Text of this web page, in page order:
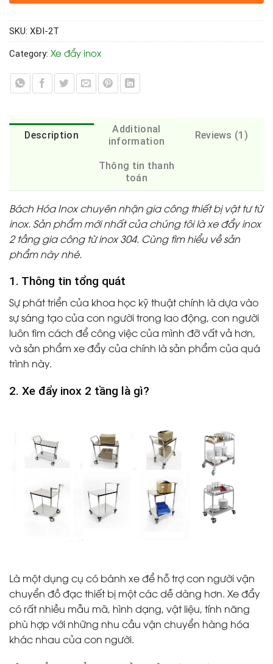
SKU: XĐI-2T
Category: Xe đẩy inox
Description
Additional
information
Reviews (1)
Thông tin thanh
toán
Bách Hóa Inox chuyên nhận gia công thiết bị vật tư từ
inox. Sản phẩm mới nhất của chúng tôi là xe đẩy inox
2 tầng gia công từ inox 304. Cùng tìm hiểu về sản
phẩm này nhé.
1. Thông tin tổng quát
Sự phát triển của khoa học kỹ thuật chính là dựa vào
sự sáng tạo của con người trong lao động, con người
luôn tìm cách để công việc của mình đỡ vất vả hơn,
và sản phẩm xe đẩy của chính là sản phẩm của quá
trình này.
2. Xe đẩy inox 2 tầng là gì?
Là một dụng cụ có bánh xe để hỗ trợ con người vận
chuyển đồ đạc thiết bị một các dễ dàng hơn. Xe đẩy
có rất nhiều mẫu mã, hình dạng, vật liệu, tính năng
phù hợp với những nhu cầu vận chuyển hàng hóa
khác nhau của con người.